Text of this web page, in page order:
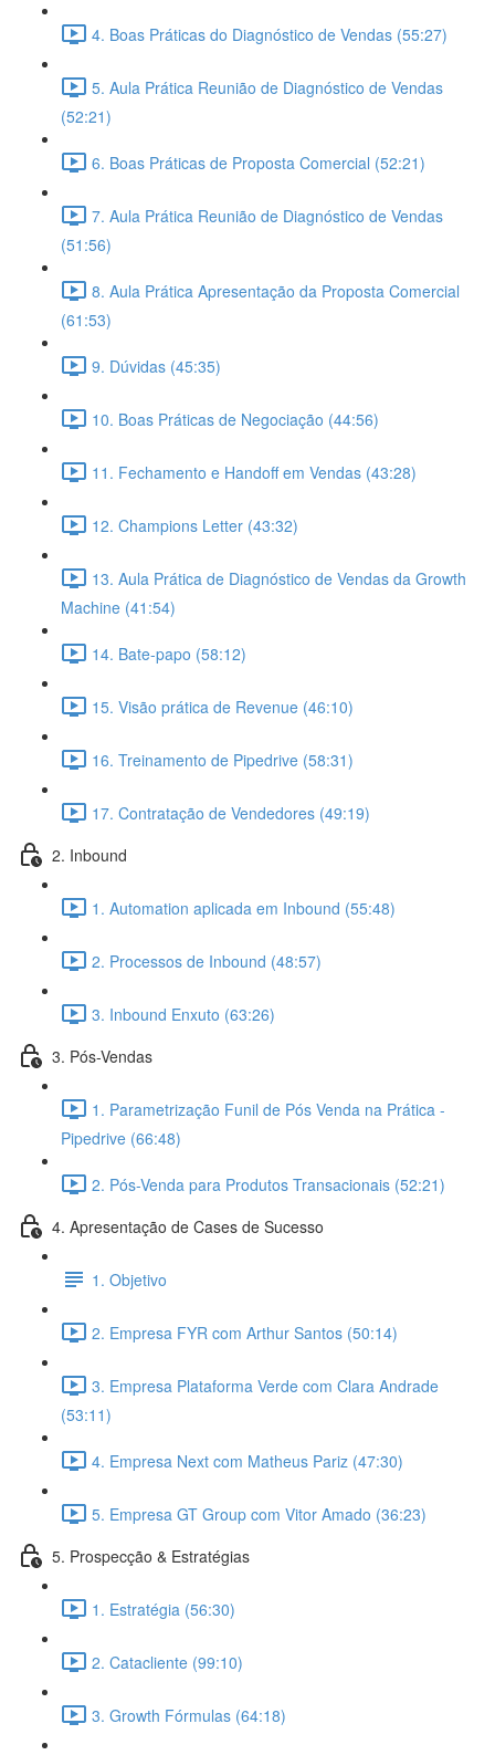
4. Boas Práticas do Diagnóstico de Vendas (55:27)
5. Aula Prática Reunião de Diagnóstico de Vendas
(52:21)
6. Boas Práticas de Proposta Comercial (52:21)
7. Aula Prática Reunião de Diagnóstico de Vendas
(51:56)
8. Aula Prática Apresentação da Proposta Comercial
(61:53)
9. Dúvidas (45:35)
10. Boas Práticas de Negociação (44:56)
11. Fechamento e Handoff em Vendas (43:28)
12. Champions Letter (43:32)
13. Aula Prática de Diagnóstico de Vendas da Growth
Machine (41:54)
14. Bate-papo (58:12)
15. Visão prática de Revenue (46:10)
16. Treinamento de Pipedrive (58:31)
17. Contratação de Vendedores (49:19)
2. Inbound
1. Automation aplicada em Inbound (55:48)
2. Processos de Inbound (48:57)
3. Inbound Enxuto (63:26)
3. Pós-Vendas
1. Parametrização Funil de Pós Venda na Prática -
Pipedrive (66:48)
2. Pós-Venda para Produtos Transacionais (52:21)
4. Apresentação de Cases de Sucesso
1. Objetivo
2. Empresa FYR com Arthur Santos (50:14)
3. Empresa Plataforma Verde com Clara Andrade
(53:11)
4. Empresa Next com Matheus Pariz (47:30)
5. Empresa GT Group com Vitor Amado (36:23)
5. Prospecção & Estratégias
1. Estratégia (56:30)
2. Catacliente (99:10)
3. Growth Fórmulas (64:18)